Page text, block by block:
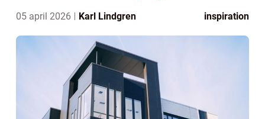
05 april 2026 Karl Lindgren inspiration